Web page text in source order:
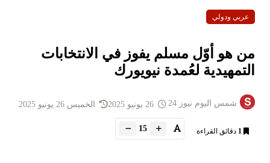
عربي ودولي
من هو أوّل مسلم يفوز في الانتخابات
التمهيدية لعُمدة نيويورك
شمس اليوم نيوز 24 الخميس 26 يونيو 2025
1 دقائق القراءة 15